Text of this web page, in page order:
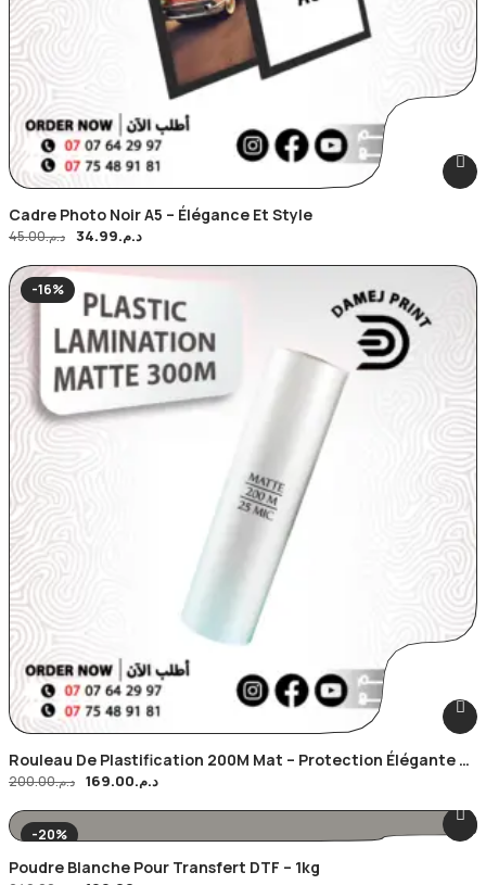
Cadre Photo Noir A5 – Élégance Et Style
د.م.45.00 د.م.34.99
-16%
Rouleau De Plastification 200M Mat – Protection Élégante Et
Durable
د.م.200.00 د.م.169.00
-20%
Poudre Blanche Pour Transfert DTF – 1kg